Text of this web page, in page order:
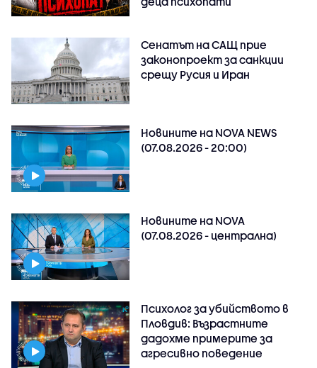
Сенатът на САЩ прие
законопроект за санкции
срещу Русия и Иран
Новините на NOVA NEWS
(07.08.2026 - 20:00)
Новините на NOVA
(07.08.2026 - централна)
Психолог за убийството в
Пловдив: Възрастните
дадохме примерите за
агресивно поведение